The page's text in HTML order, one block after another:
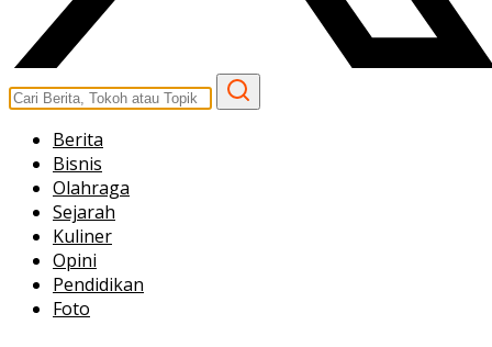
Berita
Bisnis
Olahraga
Sejarah
Kuliner
Opini
Pendidikan
Foto